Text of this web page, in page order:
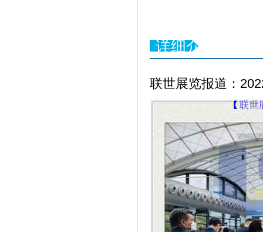
详细介绍
联世展览报道：